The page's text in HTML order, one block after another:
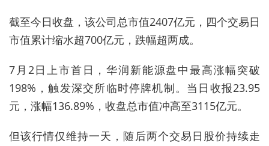
截至今日收盘，该公司总市值2407亿元，四个交易日
市值累计缩水超700亿元， 跌幅超两成。
7月2日上市首日，华润新能源盘中最高涨幅突破
198%，触发深交所临时停牌机制。当日收报23.95
元，涨幅136.89%，收盘总市值冲高至3115亿元。
但该行情仅维持一天，随后两个交易日股价持续走